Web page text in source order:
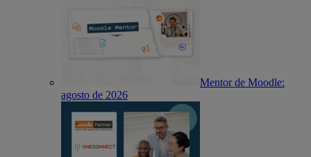
Mentor de Moodle:
agosto de 2026